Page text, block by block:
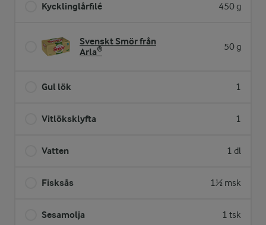
Kycklinglårfilé 450 g
Svenskt Smör från
Arla®
50 g
Gul lök 1
Vitlöksklyfta 1
Vatten 1 dl
Fisksås 1½ msk
Sesamolja 1 tsk